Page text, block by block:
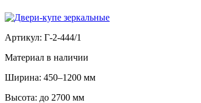
Артикул: Г-2-444/1
Материал в наличии
Ширина: 450–1200 мм
Высота: до 2700 мм